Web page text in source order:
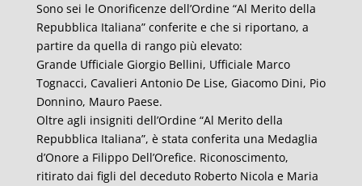
Sono sei le Onorificenze dell’Ordine “Al Merito della
Repubblica Italiana” conferite e che si riportano, a
partire da quella di rango più elevato:
Grande Ufficiale Giorgio Bellini, Ufficiale Marco
Tognacci, Cavalieri Antonio De Lise, Giacomo Dini, Pio
Donnino, Mauro Paese.
Oltre agli insigniti dell’Ordine “Al Merito della
Repubblica Italiana”, è stata conferita una Medaglia
d’Onore a Filippo Dell’Orefice. Riconoscimento,
ritirato dai figli del deceduto Roberto Nicola e Maria